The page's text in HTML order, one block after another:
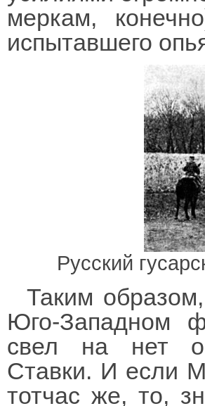
меркам,
испытавшего
Русский
Таким
Юго-Западном
свел на нет
Ставки. И если
тотчас же, то,